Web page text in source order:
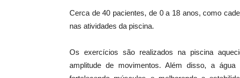
Cerca de 40 pacientes, de 0 a 18 anos, como
nas atividades da piscina.
Os exercícios são realizados na piscina
amplitude de movimentos. Além disso, a